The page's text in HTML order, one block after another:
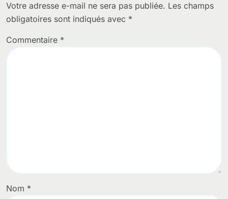
Votre adresse e-mail ne sera pas publiée. Les champs
obligatoires sont indiqués avec *
Commentaire *
Nom *